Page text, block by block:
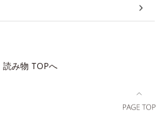
読み物 TOPへ